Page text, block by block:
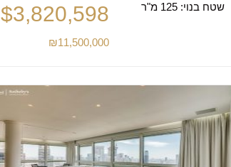
שטח בנוי: 125 מ"ר $3,820,598
₪11,500,000